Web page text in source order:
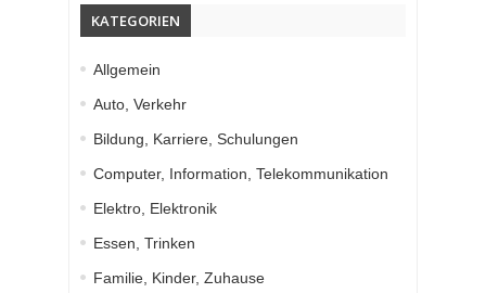
KATEGORIEN
Allgemein
Auto, Verkehr
Bildung, Karriere, Schulungen
Computer, Information, Telekommunikation
Elektro, Elektronik
Essen, Trinken
Familie, Kinder, Zuhause